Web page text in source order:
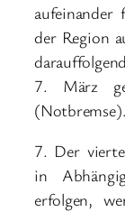
aufeinander
der Region
7. März
(Notbremse).
7. Der
in
erfolgen,